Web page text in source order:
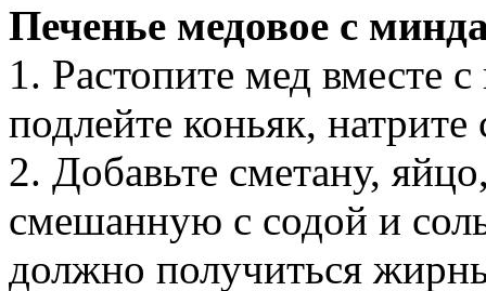
Печенье медовое с
1. Растопите мед вместе
подлейте коньяк,
2. Добавьте сметану,
смешанную с содой и
должно получиться